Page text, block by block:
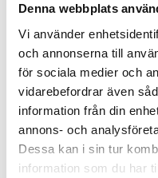
Denna webbplats
Vi använder
och annonserna till
för sociala medier och
vidarebefordrar även
information från din
annons- och
Dessa kan i sin tur
information som du har